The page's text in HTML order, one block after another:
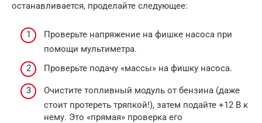
останавливается, проделайте следующее:
Проверьте напряжение на фишке насоса при
помощи мультиметра.
Проверьте подачу «массы» на фишку насоса.
Очистите топливный модуль от бензина (даже
стоит протереть тряпкой!), затем подайте +12 В к
нему. Это «прямая» проверка его